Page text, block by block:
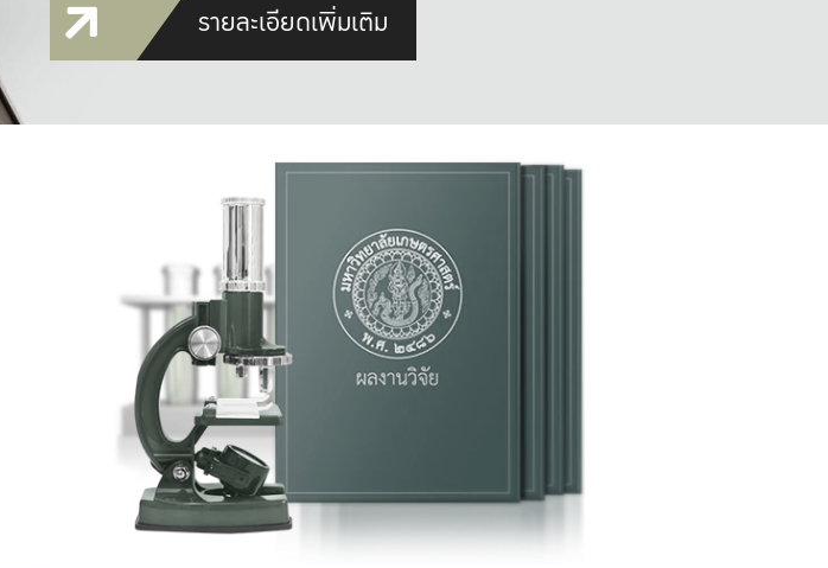
รายละเอียดเพิ่มเติม